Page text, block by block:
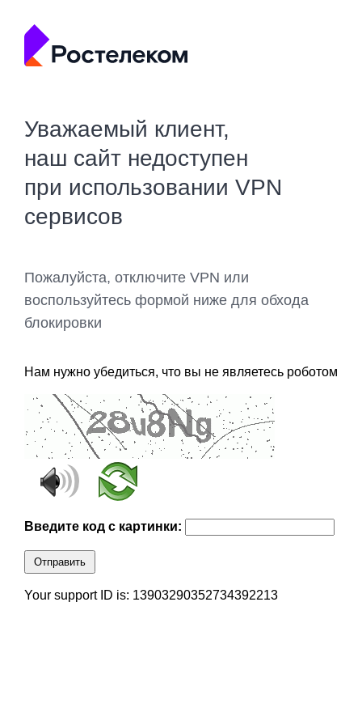
Уважаемый клиент,
наш сайт недоступен
при использовании VPN
сервисов
Пожалуйста, отключите VPN или
воспользуйтесь формой ниже для обхода
блокировки
Нам нужно убедиться, что вы не являетесь роботом
Введите код с картинки:
Отправить
Your support ID is: 13903290352734392213